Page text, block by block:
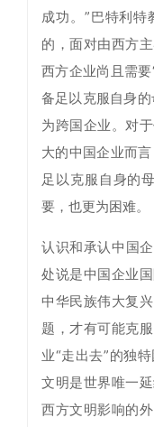
成功。”巴特利
的，面对由西方
西方企业尚且需
备足以克服自身
为跨国企业。对
大的中国企业而
足以克服自身的
要，也更为困难。
认识和承认中国
处说是中国企业
中华民族伟大复
题，才有可能克
业“走出去”的独
文明是世界唯一
西方文明影响的